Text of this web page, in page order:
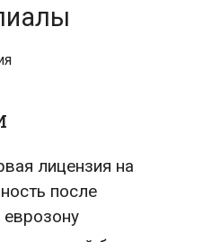
лицензия на
после